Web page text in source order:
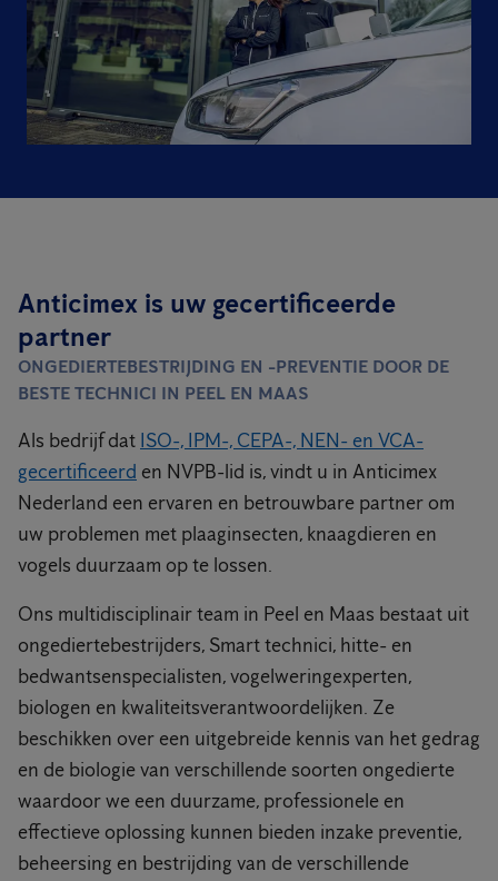
Anticimex is uw gecertificeerde
partner
ONGEDIERTEBESTRIJDING EN -PREVENTIE DOOR DE
BESTE TECHNICI IN PEEL EN MAAS
Als bedrijf dat ISO-, IPM-, CEPA-, NEN- en VCA-
gecertificeerd en NVPB-lid is, vindt u in Anticimex
Nederland een ervaren en betrouwbare partner om
uw problemen met plaaginsecten, knaagdieren en
vogels duurzaam op te lossen.
Ons multidisciplinair team in Peel en Maas bestaat uit
ongediertebestrijders, Smart technici, hitte- en
bedwantsenspecialisten, vogelweringexperten,
biologen en kwaliteitsverantwoordelijken. Ze
beschikken over een uitgebreide kennis van het gedrag
en de biologie van verschillende soorten ongedierte
waardoor we een duurzame, professionele en
effectieve oplossing kunnen bieden inzake preventie,
beheersing en bestrijding van de verschillende